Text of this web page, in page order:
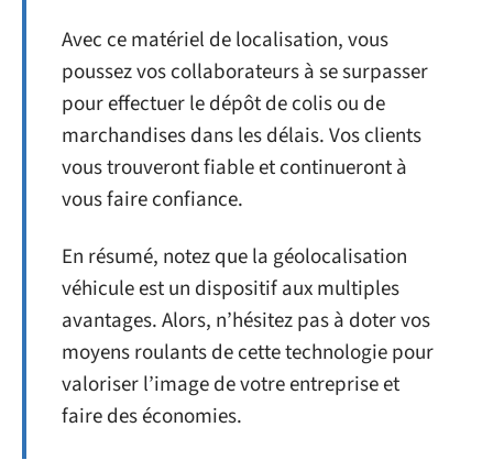
Avec ce matériel de localisation, vous
poussez vos collaborateurs à se surpasser
pour effectuer le dépôt de colis ou de
marchandises dans les délais. Vos clients
vous trouveront fiable et continueront à
vous faire confiance.
En résumé, notez que la géolocalisation
véhicule est un dispositif aux multiples
avantages. Alors, n’hésitez pas à doter vos
moyens roulants de cette technologie pour
valoriser l’image de votre entreprise et
faire des économies.